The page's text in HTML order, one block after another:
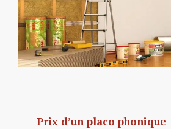
Prix d’un placo phonique